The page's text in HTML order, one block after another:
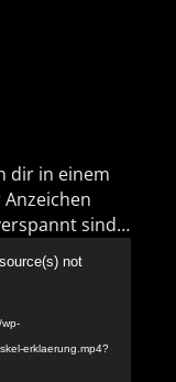
dir in einem
sind…
not
erklaerung.mp4?